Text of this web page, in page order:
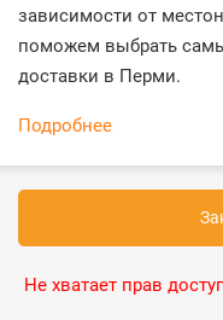
зависимости от
поможем выбрать
доставки в Перми.
Подробнее
Не хватает прав